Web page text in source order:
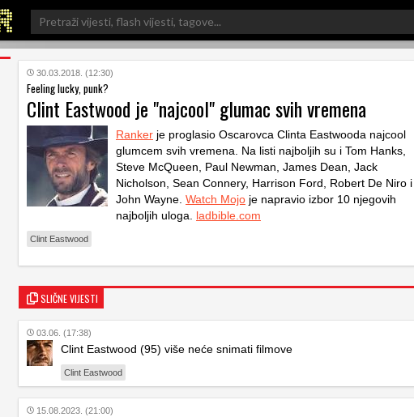
Search
for:
30.03.2018. (12:30)
Feeling lucky, punk?
Clint Eastwood je "najcool" glumac svih vremena
Ranker je proglasio Oscarovca Clinta Eastwooda najcool
glumcem svih vremena. Na listi najboljih su i Tom Hanks,
Steve McQueen, Paul Newman, James Dean, Jack
Nicholson, Sean Connery, Harrison Ford, Robert De Niro i
John Wayne. Watch Mojo je napravio izbor 10 njegovih
najboljih uloga. ladbible.com
Clint Eastwood
SLIČNE VIJESTI
03.06. (17:38)
Clint Eastwood (95) više neće snimati filmove
Clint Eastwood
15.08.2023. (21:00)